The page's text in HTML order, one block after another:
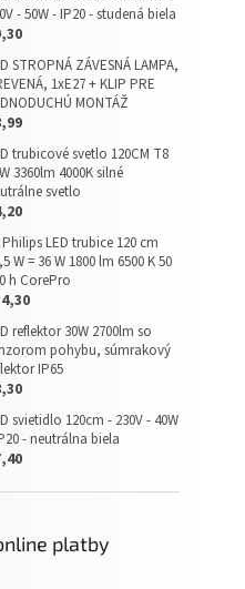
- 50W - IP20 - studená biela
STROPNÁ ZÁVESNÁ LAMPA,
1xE27 + KLIP PRE
MONTÁŽ
trubicové svetlo 120CM T8
3360lm 4000K silné
svetlo
Philips LED trubice 120 cm
W = 36 W 1800 lm 6500 K 50
h CorePro
reflektor 30W 2700lm so
pohybu, súmrakový
IP65
svietidlo 120cm - 230V - 40W
- neutrálna biela
platby